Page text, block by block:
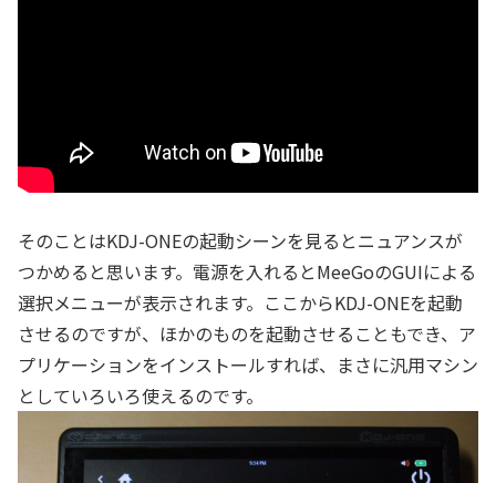
そのことはKDJ-ONEの起動シーンを見るとニュアンスが
つかめると思います。電源を入れるとMeeGoのGUIによる
選択メニューが表示されます。ここからKDJ-ONEを起動
させるのですが、ほかのものを起動させることもでき、ア
プリケーションをインストールすれば、まさに汎用マシン
としていろいろ使えるのです。